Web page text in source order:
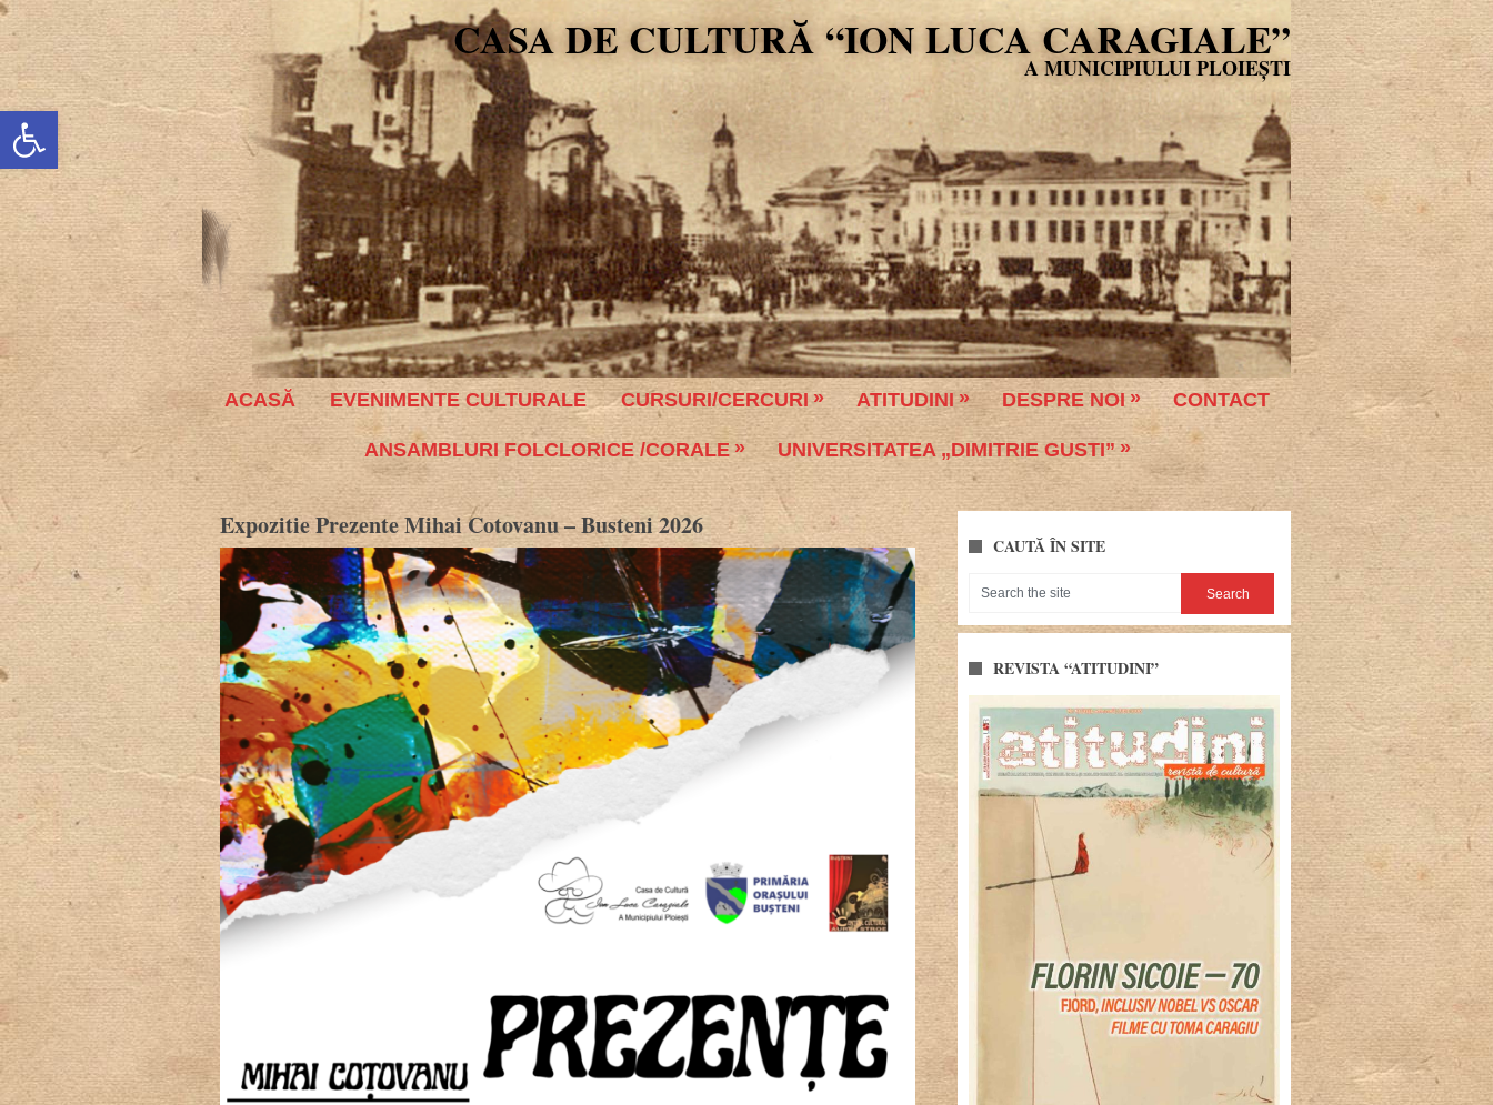
Deschide bara de unelte
CASA DE CULTURĂ “ION LUCA CARAGIALE”
ACASĂ EVENIMENTE CULTURALE CURSURI/CERCURI ATITUDINI DESPRE NOI CONTACT
ANSAMBLURI FOLCLORICE /CORALE UNIVERSITATEA „DIMITRIE GUSTI”
Expozitie Prezente Mihai Cotovanu – Busteni 2026
CAUTĂ ÎN SITE
REVISTA “ATITUDINI”